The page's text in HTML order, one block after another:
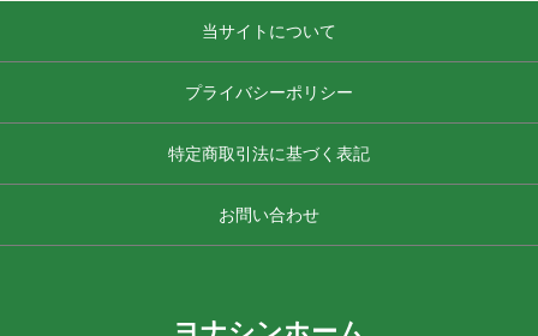
当サイトについて
プライバシーポリシー
特定商取引法に基づく表記
お問い合わせ